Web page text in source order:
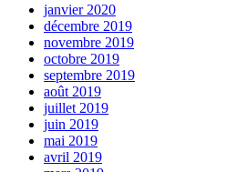
janvier 2020
décembre 2019
novembre 2019
octobre 2019
septembre 2019
août 2019
juillet 2019
juin 2019
mai 2019
avril 2019